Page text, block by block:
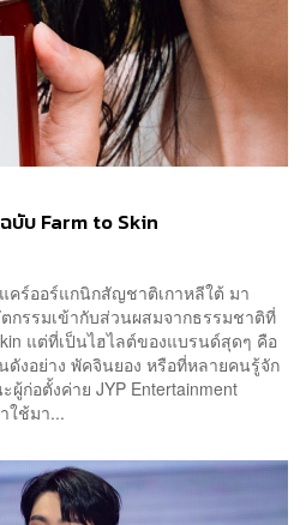
บับ Farm to Skin
คร์ออร์แกนิกสัญชาติเกาหลีใต้ มา
กรรมเข้ากับส่วนผสมจากธรรมชาติที่
แต่ที่เป็นไฮไลต์ของแบรนด์สุดๆ คือ
งอย่าง พัคจินยอง หรือที่หลายคนรู้จัก
ก่อตั้งค่าย JYP Entertainment
ช้มา...